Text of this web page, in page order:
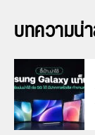
บทความน่